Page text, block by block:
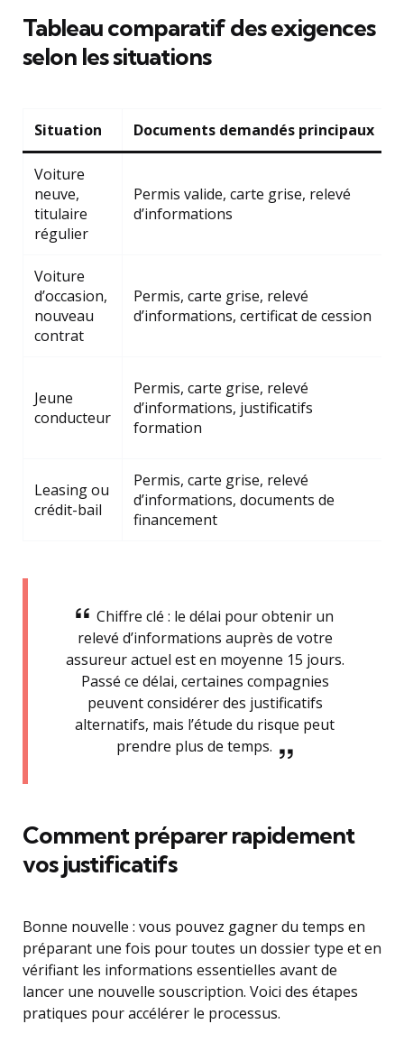
Tableau comparatif des exigences
selon les situations
Situation Documents demandés principaux
Voiture
neuve,
titulaire
régulier
Permis valide, carte grise, relevé
d’informations
Voiture
d’occasion,
nouveau
contrat
Permis, carte grise, relevé
d’informations, certificat de cession
Jeune
conducteur
Permis, carte grise, relevé
d’informations, justificatifs
formation
Leasing ou
crédit-bail
Permis, carte grise, relevé
d’informations, documents de
financement
Chiffre clé : le délai pour obtenir un
relevé d’informations auprès de votre
assureur actuel est en moyenne 15 jours.
Passé ce délai, certaines compagnies
peuvent considérer des justificatifs
alternatifs, mais l’étude du risque peut
prendre plus de temps.
Comment préparer rapidement
vos justificatifs
Bonne nouvelle : vous pouvez gagner du temps en
préparant une fois pour toutes un dossier type et en
vérifiant les informations essentielles avant de
lancer une nouvelle souscription. Voici des étapes
pratiques pour accélérer le processus.